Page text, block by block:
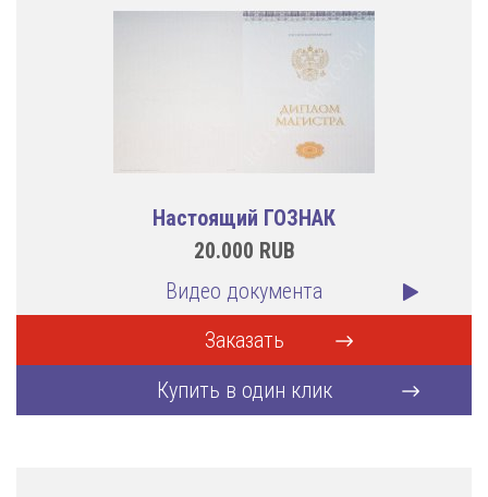
Настоящий ГОЗНАК
20.000 RUB
Видео документа
Заказать
Купить в один клик